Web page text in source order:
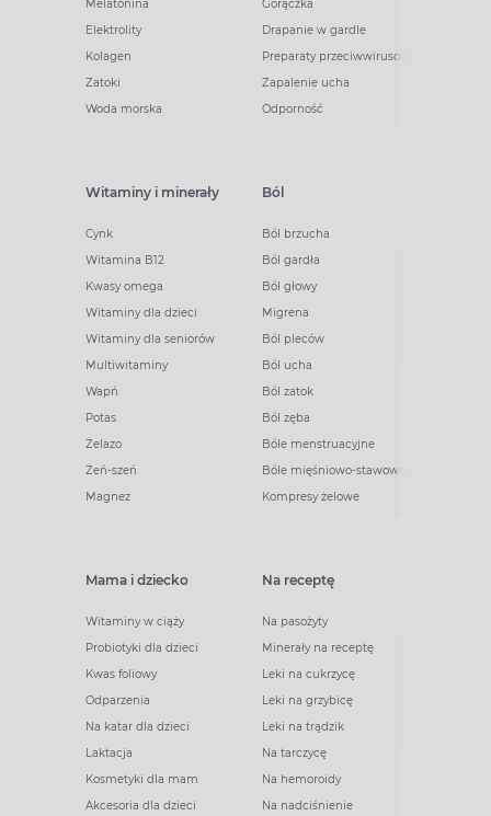
Melatonina
Elektrolity
Kolagen
Zatoki
Woda morska
Gorączka
Drapanie w gardle
Preparaty przeciwwirusowe
Zapalenie ucha
Odporność
Witaminy i minerały
Cynk
Witamina B12
Kwasy omega
Witaminy dla dzieci
Witaminy dla seniorów
Multiwitaminy
Wapń
Potas
Żelazo
Żeń-szeń
Magnez
Ból
Ból brzucha
Ból gardła
Ból głowy
Migrena
Ból pleców
Ból ucha
Ból zatok
Ból zęba
Bóle menstruacyjne
Bóle mięśniowo-stawowe
Kompresy żelowe
Mama i dziecko
Witaminy w ciąży
Probiotyki dla dzieci
Kwas foliowy
Odparzenia
Na katar dla dzieci
Laktacja
Kosmetyki dla mam
Akcesoria dla dzieci
Na receptę
Na pasożyty
Minerały na receptę
Leki na cukrzycę
Leki na grzybicę
Leki na trądzik
Na tarczycę
Na hemoroidy
Na nadciśnienie